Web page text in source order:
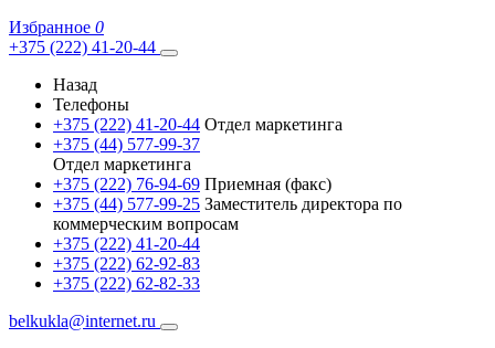
Избранное 0
+375 (222) 41-20-44
Назад
Телефоны
+375 (222) 41-20-44 Отдел маркетинга
+375 (44) 577-99-37
Отдел маркетинга
+375 (222) 76-94-69 Приемная (факс)
+375 (44) 577-99-25 Заместитель директора по
коммерческим вопросам
+375 (222) 41-20-44
+375 (222) 62-92-83
+375 (222) 62-82-33
belkukla@internet.ru